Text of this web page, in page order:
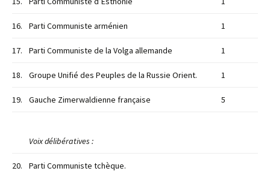
16. Parti Communiste arménien 1
17. Parti Communiste de la Volga allemande 1
18. Groupe Unifié des Peuples de la Russie Orient. 1
19. Gauche Zimerwaldienne française 5
Voix délibératives :
20. Parti Communiste tchèque.